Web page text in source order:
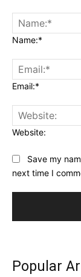
Name:*
Email:*
Website:
Save my
next time I
Popular